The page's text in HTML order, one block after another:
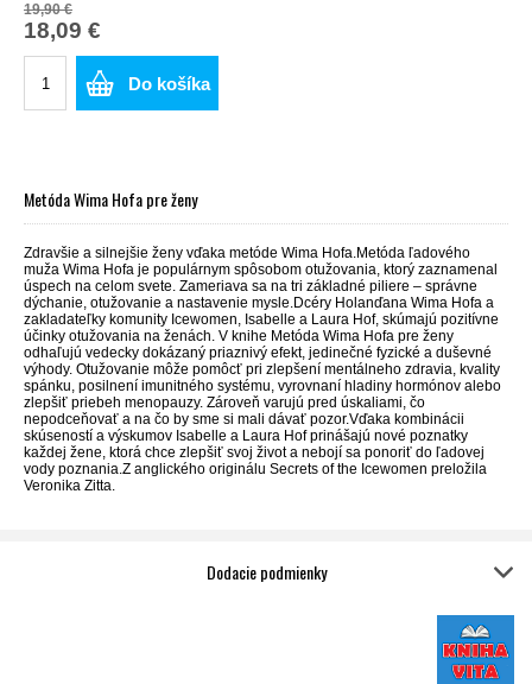
19,90 €
18,09 €
Do košíka
Metóda Wima Hofa pre ženy
Zdravšie a silnejšie ženy vďaka metóde Wima Hofa.Metóda ľadového
muža Wima Hofa je populárnym spôsobom otužovania, ktorý zaznamenal
úspech na celom svete. Zameriava sa na tri základné piliere – správne
dýchanie, otužovanie a nastavenie mysle.Dcéry Holanďana Wima Hofa a
zakladateľky komunity Icewomen, Isabelle a Laura Hof, skúmajú pozitívne
účinky otužovania na ženách. V knihe Metóda Wima Hofa pre ženy
odhaľujú vedecky dokázaný priaznivý efekt, jedinečné fyzické a duševné
výhody. Otužovanie môže pomôcť pri zlepšení mentálneho zdravia, kvality
spánku, posilnení imunitného systému, vyrovnaní hladiny hormónov alebo
zlepšiť priebeh menopauzy. Zároveň varujú pred úskaliami, čo
nepodceňovať a na čo by sme si mali dávať pozor.Vďaka kombinácii
skúseností a výskumov Isabelle a Laura Hof prinášajú nové poznatky
každej žene, ktorá chce zlepšiť svoj život a nebojí sa ponoriť do ľadovej
vody poznania.Z anglického originálu Secrets of the Icewomen preložila
Veronika Zitta.
Dodacie podmienky